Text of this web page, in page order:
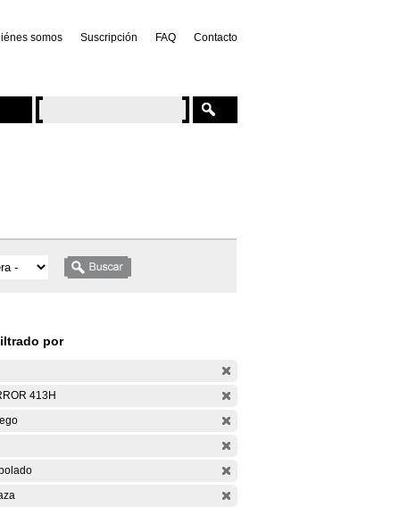
somos Suscripción FAQ Contacto
por
413H